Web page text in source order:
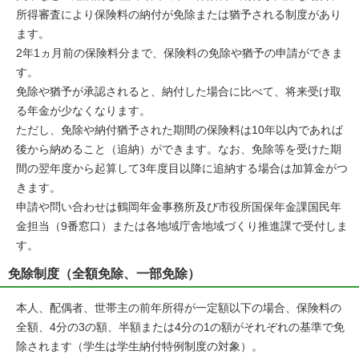
所得審査により保険料の納付が免除または猶予される制度があり
ます。
2年1ヵ月前の保険料分まで、保険料の免除や猶予の申請ができま
す。
免除や猶予が承認されると、納付した場合に比べて、将来受け取
る年金が少なくなります。
ただし、免除や納付猶予された期間の保険料は10年以内であれば
後から納めること（追納）ができます。なお、免除等を受けた期
間の翌年度から起算して3年度目以降に追納する場合は加算金がつ
きます。
申請や問い合わせは鶴岡年金事務所及び市役所国保年金課国民年
金担当（9番窓口）または各地域庁舎地域づくり推進課で受付しま
す。
免除制度（全額免除、一部免除）
本人、配偶者、世帯主の前年所得が一定額以下の場合、保険料の
全額、4分の3の額、半額または4分の1の額がそれぞれの基準で免
除されます（学生は学生納付特例制度の対象）。